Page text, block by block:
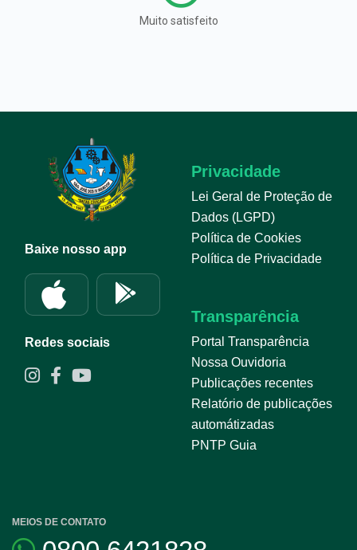
Muito satisfeito
Baixe nosso app
Redes sociais
Privacidade
Lei Geral de Proteção de
Dados (LGPD)
Política de Cookies
Política de Privacidade
Transparência
Portal Transparência
Nossa Ouvidoria
Publicações recentes
Relatório de publicações
automátizadas
PNTP Guia
MEIOS DE CONTATO